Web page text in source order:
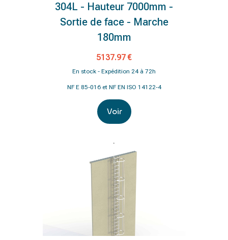
304L - Hauteur 7000mm -
Sortie de face - Marche
180mm
5137.97 €
En stock - Expédition 24 à 72h
NF E 85-016 et NF EN ISO 14122-4
Voir